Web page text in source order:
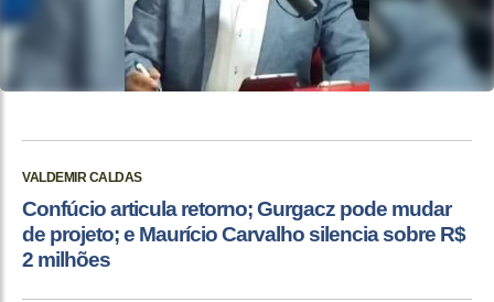
VALDEMIR CALDAS
Confúcio articula retorno; Gurgacz pode mudar
de projeto; e Maurício Carvalho silencia sobre R$
2 milhões